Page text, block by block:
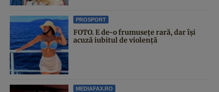
PROSPORT
FOTO. E de-o frumusețe rară, dar își
acuză iubitul de violență
MEDIAFAX.RO